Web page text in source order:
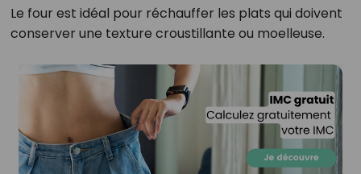
Le four est idéal pour réchauffer les plats qui doivent
conserver une texture croustillante ou moelleuse.